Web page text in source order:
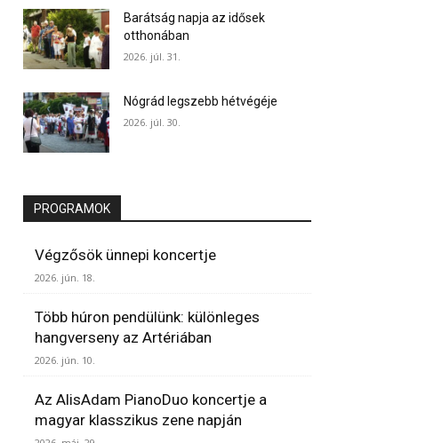
Barátság napja az idősek
otthonában
2026. júl. 31.
Nógrád legszebb hétvégéje
2026. júl. 30.
PROGRAMOK
Végzősök ünnepi koncertje
2026. jún. 18.
Több húron pendülünk: különleges
hangverseny az Artériában
2026. jún. 10.
Az AlisAdam PianoDuo koncertje a
magyar klasszikus zene napján